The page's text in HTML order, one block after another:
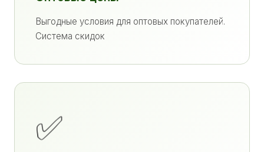
Выгодные условия для оптовых покупателей.
Система скидок
✅